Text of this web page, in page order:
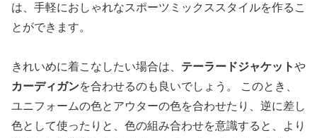
は、手軽におしゃれなスポーツミックススタイルを作るこ
とができます。
きれいめに着こなしたい場合は、 テーラードジャケットや
カーディガンを合わせるのも良いでしょう。 このとき、
ユニフォームの色とアウターの色を合わせたり、逆に差し
色として使ったりと、色の組み合わせを意識すると、より